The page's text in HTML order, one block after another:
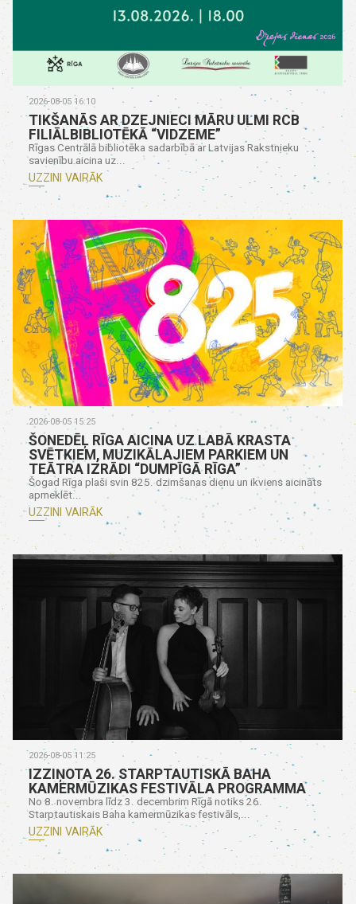
2026-08-05 16:10
TIKŠANĀS AR DZEJNIECI MĀRU ULMI RCB
FILIĀLBIBLIOTĒKĀ “VIDZEME”
Rīgas Centrālā bibliotēka sadarbībā ar Latvijas Rakstnieku
savienību aicina uz...
UZZINI VAIRĀK
2026-08-05 15:25
ŠONEDĒĻ RĪGA AICINA UZ LABĀ KRASTA
SVĒTKIEM, MUZIKĀLAJIEM PARKIEM UN
TEĀTRA IZRĀDI “DUMPĪGĀ RĪGA”
Šogad Rīga plaši svin 825. dzimšanas dienu un ikviens aicināts
apmeklēt...
UZZINI VAIRĀK
2026-08-05 11:25
IZZIŅOTA 26. STARPTAUTISKĀ BAHA
KAMERMŪZIKAS FESTIVĀLA PROGRAMMA
No 8. novembra līdz 3. decembrim Rīgā notiks 26.
Starptautiskais Baha kamermūzikas festivāls,...
UZZINI VAIRĀK